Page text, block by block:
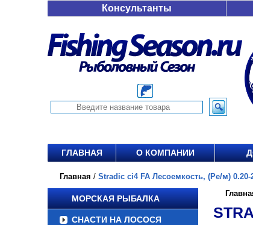
Консультанты
ГЛАВНАЯ О КОМПАНИИ
Главная / Stradic ci4 FA Лесоемкость, (Ре/м) 0.20-
МОРСКАЯ РЫБАЛКА
СНАСТИ НА ЛОСОСЯ